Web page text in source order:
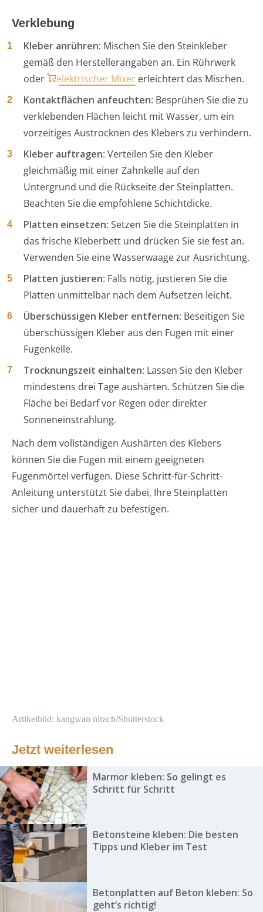
Verklebung
Kleber anrühren: Mischen Sie den Steinkleber
gemäß den Herstellerangaben an. Ein Rührwerk
oder
elektrischer Mixer erleichtert das Mischen.
Kontaktflächen anfeuchten: Besprühen Sie die zu
verklebenden Flächen leicht mit Wasser, um ein
vorzeitiges Austrocknen des Klebers zu verhindern.
Kleber auftragen: Verteilen Sie den Kleber
gleichmäßig mit einer Zahnkelle auf den
Untergrund und die Rückseite der Steinplatten.
Beachten Sie die empfohlene Schichtdicke.
Platten einsetzen: Setzen Sie die Steinplatten in
das frische Kleberbett und drücken Sie sie fest an.
Verwenden Sie eine Wasserwaage zur Ausrichtung.
Platten justieren: Falls nötig, justieren Sie die
Platten unmittelbar nach dem Aufsetzen leicht.
Überschüssigen Kleber entfernen: Beseitigen Sie
überschüssigen Kleber aus den Fugen mit einer
Fugenkelle.
Trocknungszeit einhalten: Lassen Sie den Kleber
mindestens drei Tage aushärten. Schützen Sie die
Fläche bei Bedarf vor Regen oder direkter
Sonneneinstrahlung.
Nach dem vollständigen Aushärten des Klebers
können Sie die Fugen mit einem geeigneten
Fugenmörtel verfugen. Diese Schritt-für-Schritt-
Anleitung unterstützt Sie dabei, Ihre Steinplatten
sicher und dauerhaft zu befestigen.
Artikelbild: kangwan nirach/Shutterstock
Jetzt weiterlesen
Marmor kleben: So gelingt es
Schritt für Schritt
Betonsteine kleben: Die besten
Tipps und Kleber im Test
Betonplatten auf Beton kleben: So
geht’s richtig!